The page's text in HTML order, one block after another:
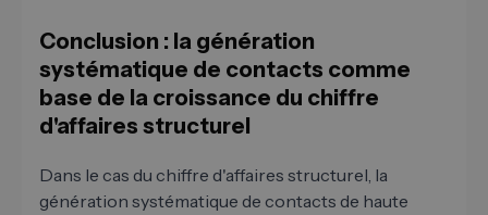
Conclusion : la génération
systématique de contacts comme
base de la croissance du chiffre
d'affaires structurel
Dans le cas du chiffre d'affaires structurel, la
génération systématique de contacts de haute